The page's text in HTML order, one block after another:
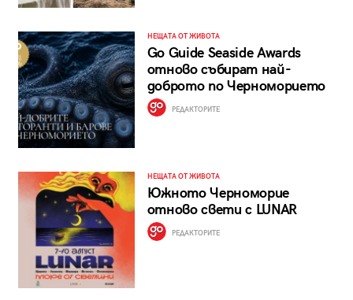
НЕЩАТА ОТ ЖИВОТА
Go Guide Seaside Awards
отново събират най-
доброто по Черноморието
РЕДАКТОРИТЕ
НЕЩАТА ОТ ЖИВОТА
Южното Черноморие
отново свети с LUNAR
РЕДАКТОРИТЕ